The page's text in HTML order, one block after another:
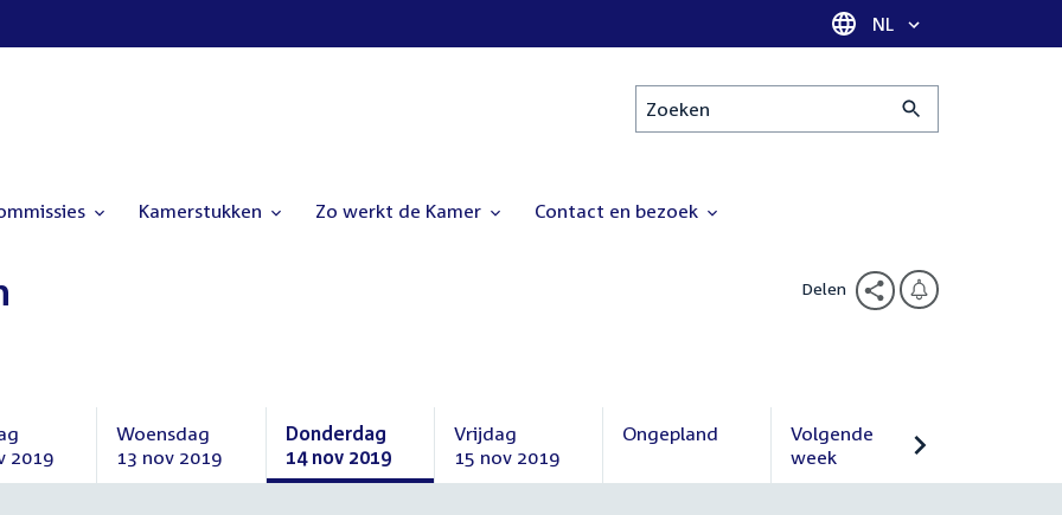
Taal selectie
NL
Zoeken
Kamerstukken Zo werkt de Kamer Contact en bezoek
Delen
2019
Woensdag
13 nov 2019
Woensdag
Donderdag
14 nov 2019
Donderdag
Vrijdag
15 nov 2019
Vrijdag
Ongepland
Volgende
week
Volgende